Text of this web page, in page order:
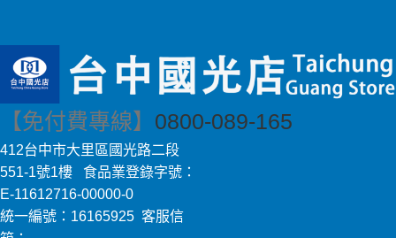
【免付費專線】 0800-089-165
412台中市大里區國光路二段
551-1號1樓 食品業登錄字號：
E-11612716-00000-0
統一編號：16165925 客服信